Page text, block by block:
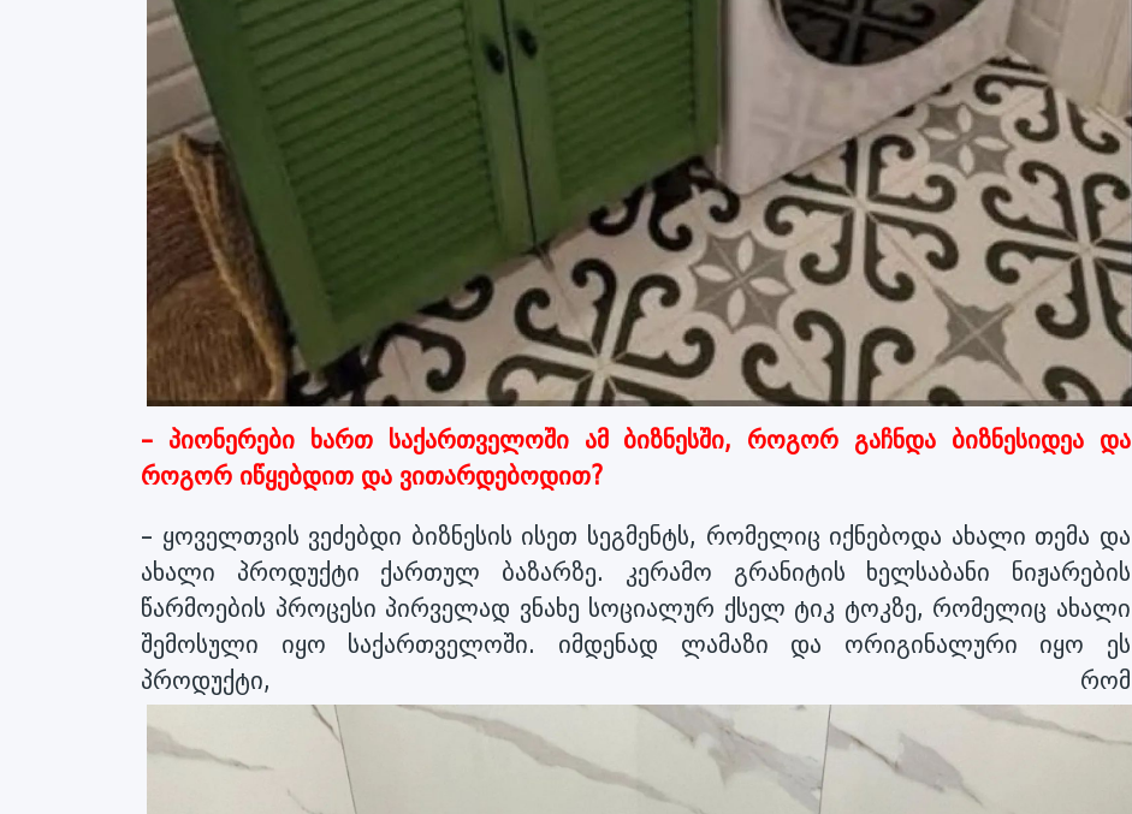
– პიონერები ხართ საქართველოში ამ ბიზნესში, როგორ გაჩნდა ბიზნესიდეა და
როგორ იწყებდით და ვითარდებოდით?
– ყოველთვის ვეძებდი ბიზნესის ისეთ სეგმენტს, რომელიც იქნებოდა ახალი თემა და
ახალი პროდუქტი ქართულ ბაზარზე. კერამო გრანიტის ხელსაბანი ნიჟარების
წარმოების პროცესი პირველად ვნახე სოციალურ ქსელ ტიკ ტოკზე, რომელიც ახალი
შემოსული იყო საქართველოში. იმდენად ლამაზი და ორიგინალური იყო ეს
პროდუქტი, რომ